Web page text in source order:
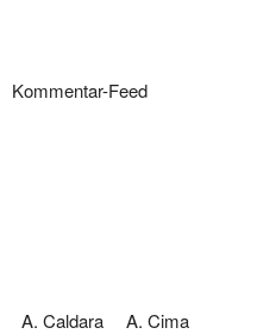
Kommentar-Feed
A. Caldara
A. Cima